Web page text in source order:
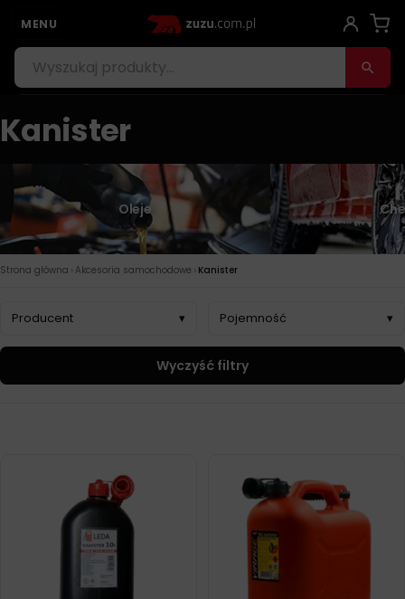
MENU
Kanister
Oleje
Strona główna › Akcesoria samochodowe › Kanister
Producent ▾ Pojemność ▾
Wyczyść filtry